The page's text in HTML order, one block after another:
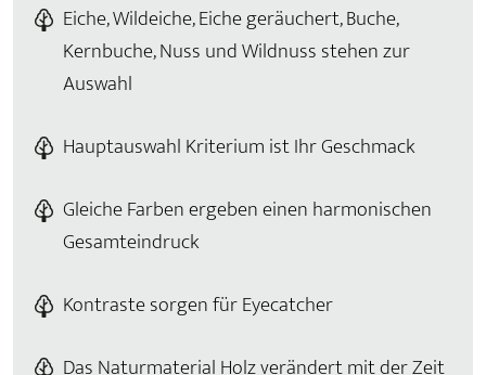
Eiche, Wildeiche, Eiche geräuchert, Buche,
Kernbuche, Nuss und Wildnuss stehen zur
Auswahl
Hauptauswahl Kriterium ist Ihr Geschmack
Gleiche Farben ergeben einen harmonischen
Gesamteindruck
Kontraste sorgen für Eyecatcher
Das Naturmaterial Holz verändert mit der Zeit